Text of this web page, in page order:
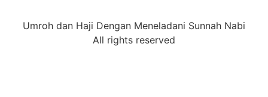
Umroh dan Haji Dengan Meneladani Sunnah Nabi
All rights reserved